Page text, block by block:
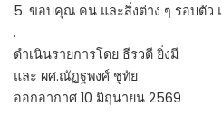
5. ขอบคุณ คน และสิ่งต่าง ๆ รอบตัว
.
ดำเนินรายการโดย ธีรวดี ยิ่งมี
และ ผศ.ณัฏฐพงศ์ ชูทัย
ออกอากาศ 10 มิถุนายน 2569